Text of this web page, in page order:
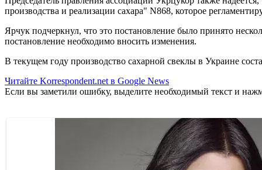
производства и реализации сахара" N868, которое
Ярчук подчеркнул, что это постановление было принято
постановление необходимо вносить изменения.
В текущем году производство сахарной свеклы в Украине
Читайте Korrespondent.net в Google News
Если вы заметили ошибку, выделите необходимый текст и